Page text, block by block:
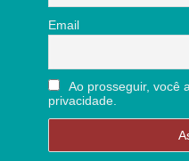
Email
Ao prosseguir, você
privacidade.